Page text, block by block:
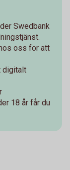
Swedbank
oss för att
digitalt
18 år får du